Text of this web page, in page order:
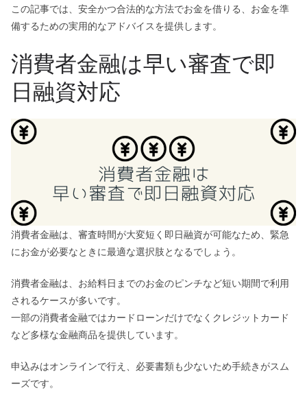
この記事では、安全かつ合法的な方法でお金を借りる、お金を準
備するための実用的なアドバイスを提供します。
消費者金融は早い審査で即
日融資対応
消費者金融は、審査時間が大変短く即日融資が可能なため、緊急
にお金が必要なときに最適な選択肢となるでしょう。
消費者金融は、お給料日までのお金のピンチなど短い期間で利用
されるケースが多いです。
一部の消費者金融ではカードローンだけでなくクレジットカード
など多様な金融商品を提供しています。
申込みはオンラインで行え、必要書類も少ないため手続きがスム
ーズです。